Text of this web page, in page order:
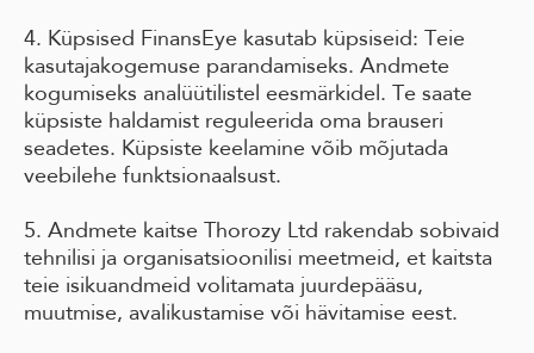
4. Küpsised FinansEye kasutab küpsiseid: Teie
kasutajakogemuse parandamiseks. Andmete
kogumiseks analüütilistel eesmärkidel. Te saate
küpsiste haldamist reguleerida oma brauseri
seadetes. Küpsiste keelamine võib mõjutada
veebilehe funktsionaalsust.
5. Andmete kaitse Thorozy Ltd rakendab sobivaid
tehnilisi ja organisatsioonilisi meetmeid, et kaitsta
teie isikuandmeid volitamata juurdepääsu,
muutmise, avalikustamise või hävitamise eest.